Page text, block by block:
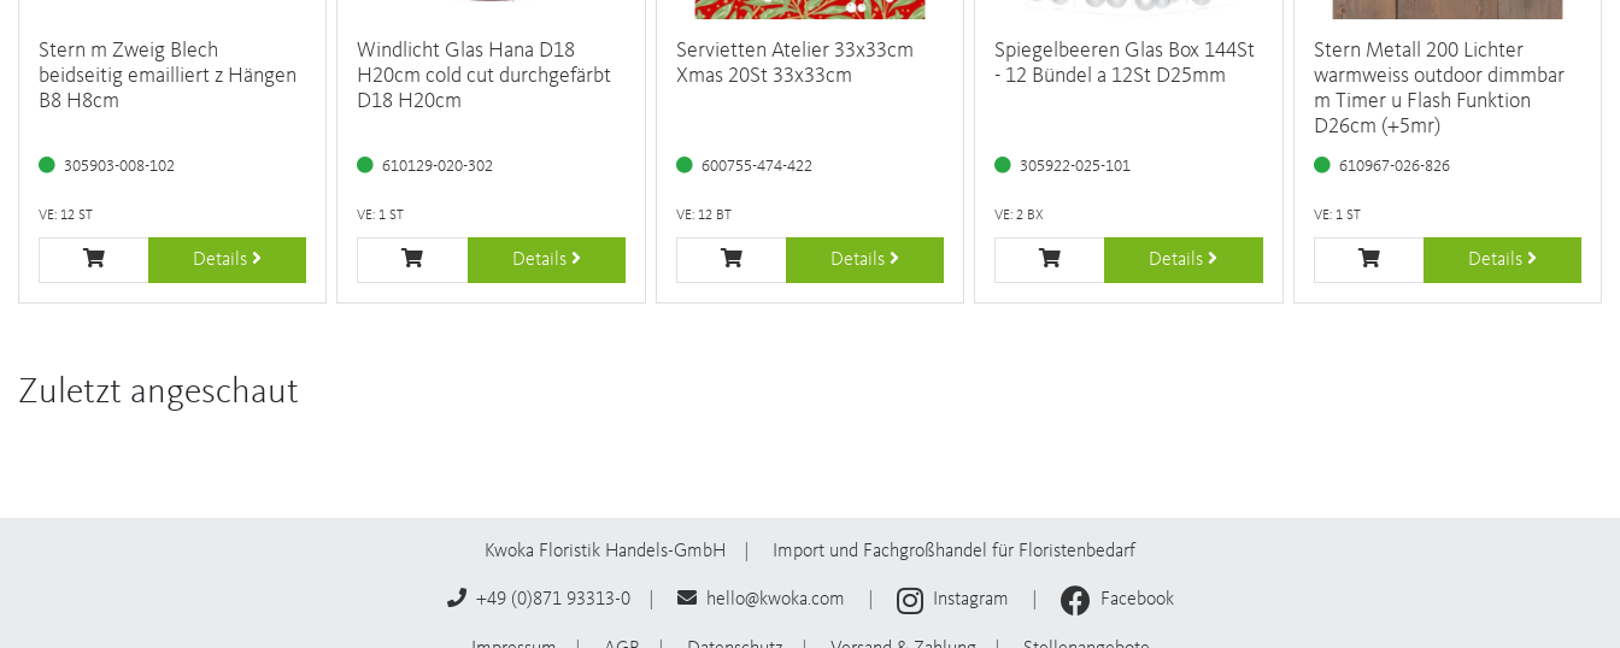
Stern m Zweig Blech
beidseitig emailliert z Hängen
B8 H8cm
305903-008-102
VE: 12 ST
Details
Windlicht Glas Hana D18
H20cm cold cut durchgefärbt
D18 H20cm
610129-020-302
VE: 1 ST
Details
Servietten Atelier 33x33cm
Xmas 20St 33x33cm
600755-474-422
VE: 12 BT
Details
Spiegelbeeren Glas Box 144St
- 12 Bündel a 12St D25mm
305922-025-101
VE: 2 BX
Details
Stern Metall 200 Lichter
warmweiss outdoor dimmbar
m Timer u Flash Funktion
D26cm (+5mr)
610967-026-826
VE: 1 ST
Details
Zuletzt angeschaut
Kwoka Floristik Handels-GmbH Import und Fachgroßhandel für Floristenbedarf
+49 (0)871 93313-0 hello@kwoka.com Instagram Facebook